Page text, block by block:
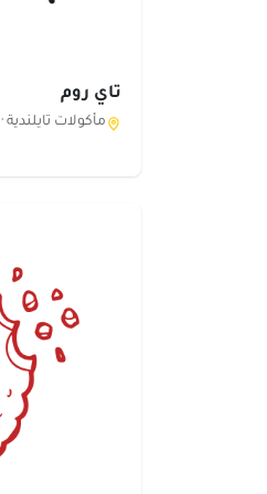
تاي روم
مأكولات تايلندية ·